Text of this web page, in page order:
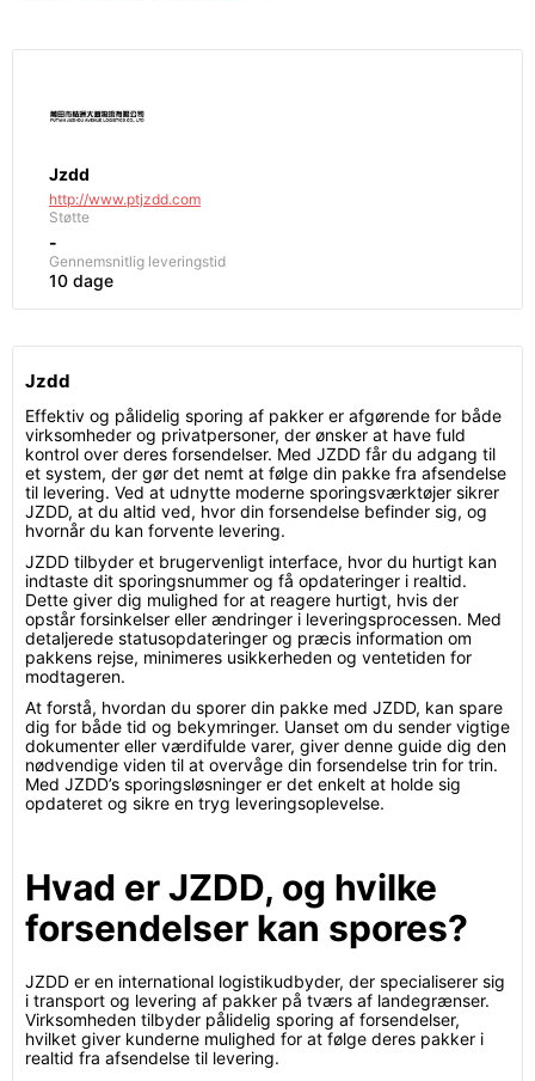
Jzdd
http://www.ptjzdd.com
Støtte
-
Gennemsnitlig leveringstid
10 dage
Jzdd
Effektiv og pålidelig sporing af pakker er afgørende for både
virksomheder og privatpersoner, der ønsker at have fuld
kontrol over deres forsendelser. Med JZDD får du adgang til
et system, der gør det nemt at følge din pakke fra afsendelse
til levering. Ved at udnytte moderne sporingsværktøjer sikrer
JZDD, at du altid ved, hvor din forsendelse befinder sig, og
hvornår du kan forvente levering.
JZDD tilbyder et brugervenligt interface, hvor du hurtigt kan
indtaste dit sporingsnummer og få opdateringer i realtid.
Dette giver dig mulighed for at reagere hurtigt, hvis der
opstår forsinkelser eller ændringer i leveringsprocessen. Med
detaljerede statusopdateringer og præcis information om
pakkens rejse, minimeres usikkerheden og ventetiden for
modtageren.
At forstå, hvordan du sporer din pakke med JZDD, kan spare
dig for både tid og bekymringer. Uanset om du sender vigtige
dokumenter eller værdifulde varer, giver denne guide dig den
nødvendige viden til at overvåge din forsendelse trin for trin.
Med JZDD’s sporingsløsninger er det enkelt at holde sig
opdateret og sikre en tryg leveringsoplevelse.
Hvad er JZDD, og hvilke
forsendelser kan spores?
JZDD er en international logistikudbyder, der specialiserer sig
i transport og levering af pakker på tværs af landegrænser.
Virksomheden tilbyder pålidelig sporing af forsendelser,
hvilket giver kunderne mulighed for at følge deres pakker i
realtid fra afsendelse til levering.